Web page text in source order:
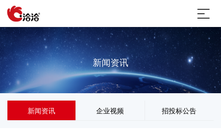
新闻资讯
新闻资讯 企业视频 招投标公告